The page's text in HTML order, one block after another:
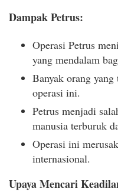
Dampak Petrus:
Operasi Petrus
yang mendalam
Banyak orang
operasi ini.
Petrus menjadi
manusia terburuk
Operasi ini
internasional.
Upaya Mencari